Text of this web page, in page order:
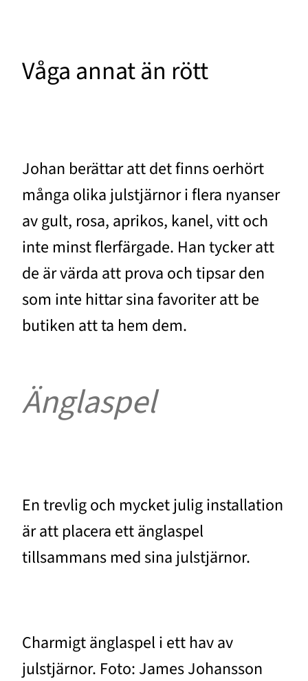
Våga annat än rött
Johan berättar att det finns oerhört
många olika julstjärnor i flera nyanser
av gult, rosa, aprikos, kanel, vitt och
inte minst flerfärgade. Han tycker att
de är värda att prova och tipsar den
som inte hittar sina favoriter att be
butiken att ta hem dem.
Änglaspel
En trevlig och mycket julig installation
är att placera ett änglaspel
tillsammans med sina julstjärnor.
Charmigt änglaspel i ett hav av
julstjärnor. Foto: James Johansson